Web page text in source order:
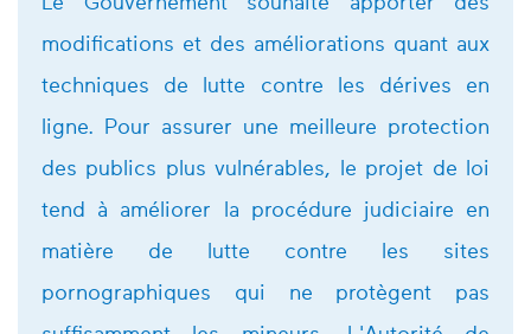
modifications et des améliorations quant aux
techniques de lutte contre les dérives en
ligne. Pour assurer une meilleure protection
des publics plus vulnérables, le projet de loi
tend à améliorer la procédure judiciaire en
matière de lutte contre les sites
pornographiques qui ne protègent pas